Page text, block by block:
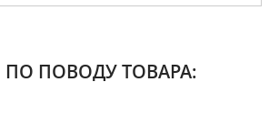
ПО ПОВОДУ ТОВАРА: